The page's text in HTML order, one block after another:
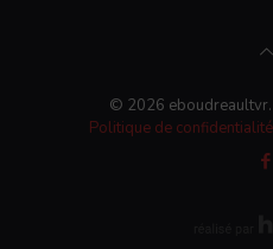
© 2026
Politique de confidentialité